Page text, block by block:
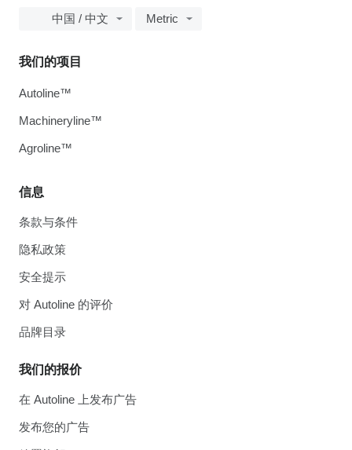
中国 / 中文 Metric
信息
条款与条件
隐私政策
安全提示
对 Autoline 的评价
品牌目录
我们的报价
在 Autoline 上发布广告
发布您的广告
我们的项目
Autoline™
Machineryline™
Agroline™